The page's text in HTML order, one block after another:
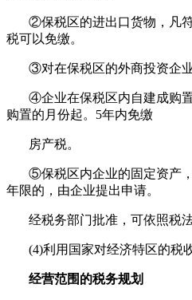
②保税区的进出口货物，凡
税可以免缴。
③对在保税区的外商投资企
④企业在保税区内自建成购
购置的月份起。5年内免缴
房产税。
⑤保税区内企业的固定资产
年限的，由企业提出申请。
经税务部门批准，可依照税
(4)利用国家对经济特区的税
经营范围的税务规划